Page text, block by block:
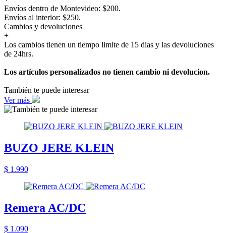
Envíos dentro de Montevideo: $200.
Envíos al interior: $250.
Cambios y devoluciones
+
Los cambios tienen un tiempo limite de 15 dias y las devoluciones
de 24hrs.
Los artículos personalizados no tienen cambio ni devolucion.
También te puede interesar
Ver más
BUZO JERE KLEIN
$ 1.990
Remera AC/DC
$ 1.090